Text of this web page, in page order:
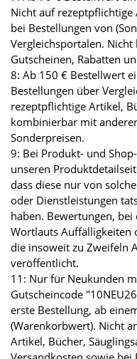
Nicht auf
bei Bestellungen von
Vergleichsportalen.
Gutscheinen, Rabatten
8: Ab 150 € Bestellwert
Bestellungen über
rezeptpflichtige Artikel,
kombinierbar mit
Sonderpreisen.
9: Bei Produkt- und
unseren
dass diese nur von
oder Dienstleistungen
haben. Bewertungen,
Wortlauts Auffälligkeiten
die insoweit zu Zweifeln
veröffentlicht.
11: Nur für Neukunden
Gutscheincode
erste Bestellung, ab
(Warenkorbwert). Nicht
Artikel, Bücher,